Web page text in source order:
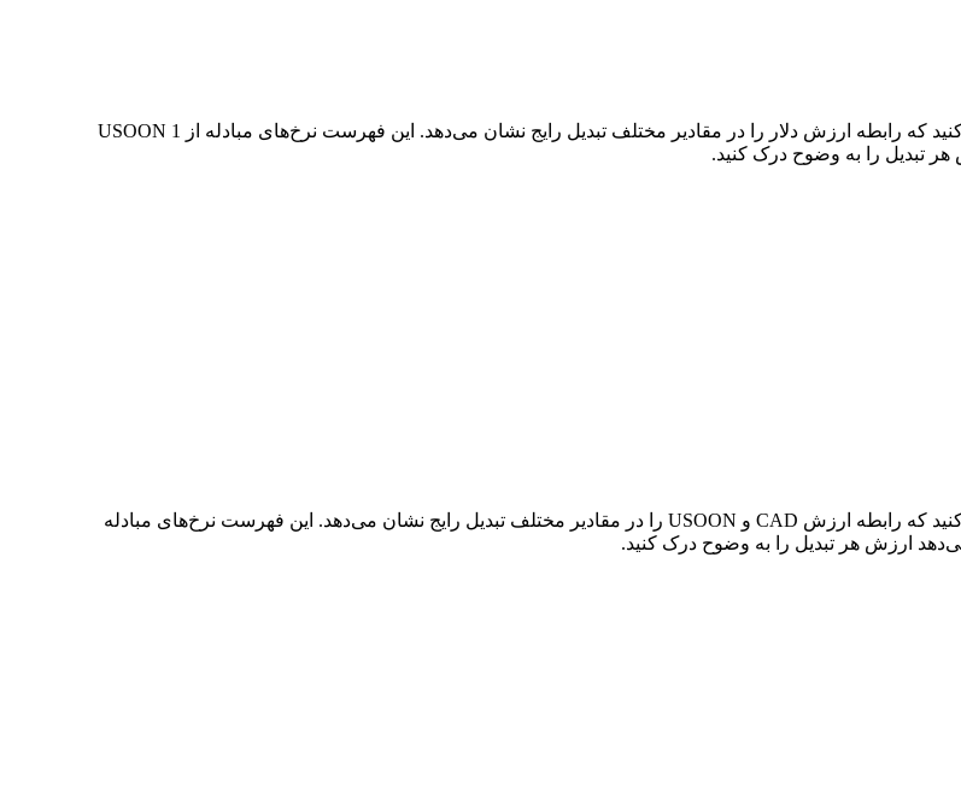
در جدول بالا، نمودار داده‌های تبدیل جامع USOON به CAD را مشاهده می‌کنید که رابطه ارزش دلار را در مقادیر مختلف تبدیل رایج نشان می‌دهد. این فهرست نرخ‌های مبادله از 1 USOON
در جدول بالا، نمودار داده‌های تبدیل جامع CAD به USOON را مشاهده می‌کنید که رابطه ارزش CAD و USOON را در مقادیر مختلف تبدیل رایج نشان می‌دهد. این فهرست نرخ‌های مبادله